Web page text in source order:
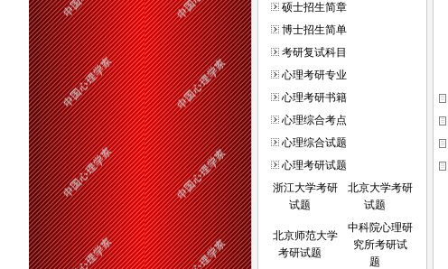
硕士招生简章
博士招生简单
考研复试科目
心理考研专业
心理考研书籍
心理综合考点
心理综合试题
心理考研试题
浙江大学考研
试题
北京大学考研
试题
北京师范大学
考研试题
中科院心理研
究所考研试
题